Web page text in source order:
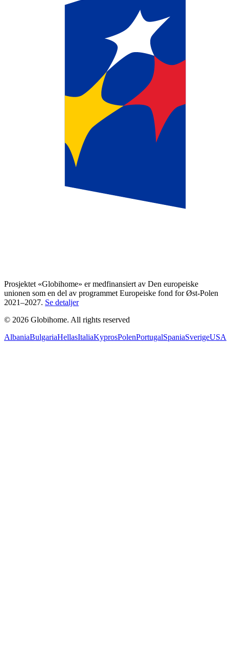
Prosjektet «Globihome» er medfinansiert av Den europeiske
unionen som en del av programmet Europeiske fond for Øst-Polen
2021–2027. Se detaljer
© 2026 Globihome. All rights reserved
AlbaniaBulgariaHellasItaliaKyprosPolenPortugalSpaniaSverigeUSA